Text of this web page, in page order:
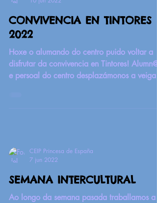
CONVIVENCIA EN TINTORES
2022
Hoxe o alumando do centro puido voltar a
disfrutar da convivencia en Tintores! Alumn@s
e persoal do centro desplazámonos a veiga
CEIP Princesa de España
7 jun 2022
SEMANA INTERCULTURAL
Ao longo da semana pasada traballamos a